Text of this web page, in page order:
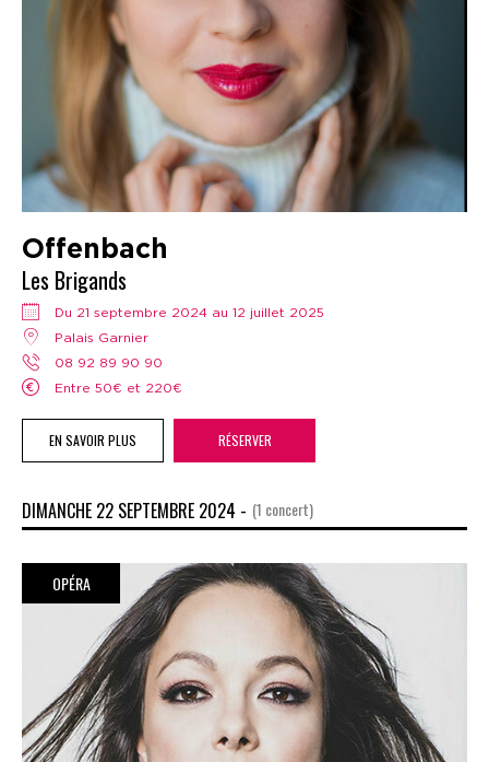
Offenbach
Les Brigands
Du 21 septembre 2024 au 12 juillet 2025
Palais Garnier
08 92 89 90 90
Entre 50€ et 220€
EN SAVOIR PLUS RÉSERVER
DIMANCHE 22 SEPTEMBRE 2024 - (1 concert)
OPÉRA